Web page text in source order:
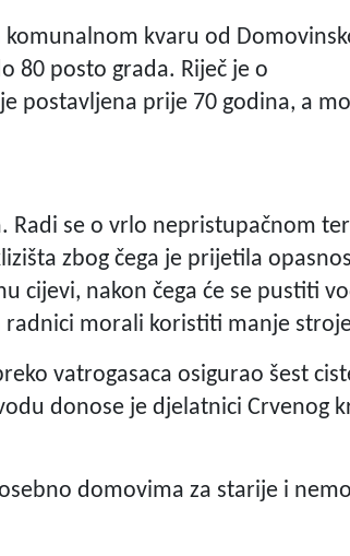
kvaru od
80 posto grada. Riječ je o
postavljena prije 70 godina, a
Radi se o vrlo nepristupačnom
zbog čega je prijetila
cijevi, nakon čega će se pustiti
radnici morali koristiti manje
vatrogasaca osigurao šest
donose je djelatnici Crvenog
domovima za starije i